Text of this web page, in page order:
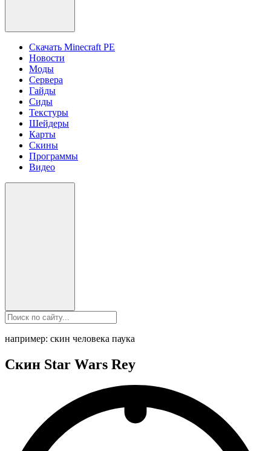
Скачать Minecraft PE
Новости
Моды
Сервера
Гайды
Сиды
Текстуры
Шейдеры
Карты
Скины
Программы
Видео
например: скин человека паука
Скин Star Wars Rey